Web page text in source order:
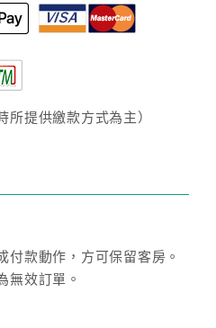
所提供繳款方式為主）
付款動作，方可保留客房。
無效訂單。